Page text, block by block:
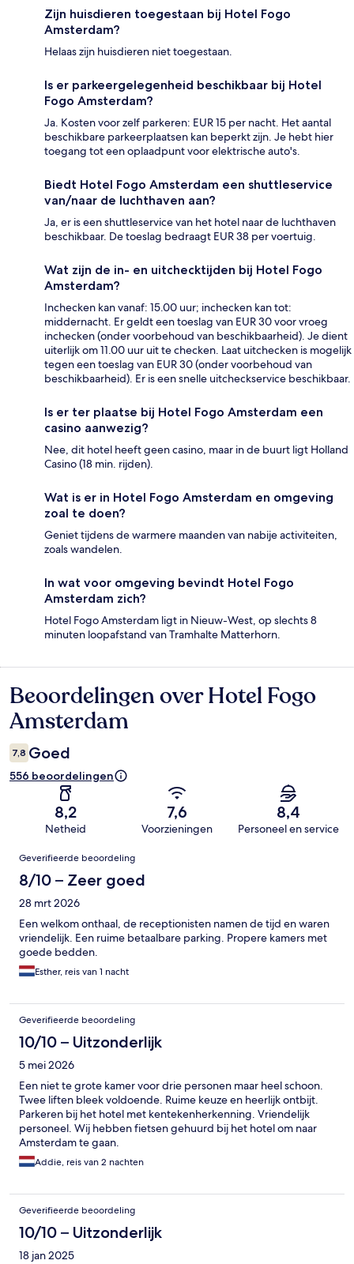
Zijn huisdieren toegestaan bij Hotel Fogo
Amsterdam?
Helaas zijn huisdieren niet toegestaan.
Is er parkeergelegenheid beschikbaar bij Hotel
Fogo Amsterdam?
Ja. Kosten voor zelf parkeren: EUR 15 per nacht. Het aantal
beschikbare parkeerplaatsen kan beperkt zijn. Je hebt hier
toegang tot een oplaadpunt voor elektrische auto's.
Biedt Hotel Fogo Amsterdam een shuttleservice
van/naar de luchthaven aan?
Ja, er is een shuttleservice van het hotel naar de luchthaven
beschikbaar. De toeslag bedraagt EUR 38 per voertuig.
Wat zijn de in- en uitchecktijden bij Hotel Fogo
Amsterdam?
Inchecken kan vanaf: 15.00 uur; inchecken kan tot:
middernacht. Er geldt een toeslag van EUR 30 voor vroeg
inchecken (onder voorbehoud van beschikbaarheid). Je dient
uiterlijk om 11.00 uur uit te checken. Laat uitchecken is mogelijk
tegen een toeslag van EUR 30 (onder voorbehoud van
beschikbaarheid). Er is een snelle uitcheckservice beschikbaar.
Is er ter plaatse bij Hotel Fogo Amsterdam een
casino aanwezig?
Nee, dit hotel heeft geen casino, maar in de buurt ligt Holland
Casino (18 min. rijden).
Wat is er in Hotel Fogo Amsterdam en omgeving
zoal te doen?
Geniet tijdens de warmere maanden van nabije activiteiten,
zoals wandelen.
In wat voor omgeving bevindt Hotel Fogo
Amsterdam zich?
Hotel Fogo Amsterdam ligt in Nieuw-West, op slechts 8
minuten loopafstand van Tramhalte Matterhorn.
Beoordelingen
Beoordelingen over Hotel Fogo
Amsterdam
7,8 Goed
556 beoordelingen
8,2
Netheid
7,6
Voorzieningen
8,4
Personeel en service
Beoordelingen
Geverifieerde beoordeling
8/10 – Zeer goed
28 mrt 2026
Een welkom onthaal, de receptionisten namen de tijd en waren
vriendelijk. Een ruime betaalbare parking. Propere kamers met
goede bedden.
Esther, reis van 1 nacht
Geverifieerde beoordeling
10/10 – Uitzonderlijk
5 mei 2026
Een niet te grote kamer voor drie personen maar heel schoon.
Twee liften bleek voldoende. Ruime keuze en heerlijk ontbijt.
Parkeren bij het hotel met kentekenherkenning. Vriendelijk
personeel. Wij hebben fietsen gehuurd bij het hotel om naar
Amsterdam te gaan.
Addie, reis van 2 nachten
Geverifieerde beoordeling
10/10 – Uitzonderlijk
18 jan 2025